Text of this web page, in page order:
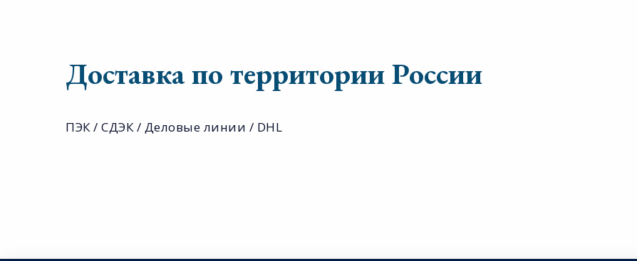
Доставка по территории России
ПЭК / СДЭК / Деловые линии / DHL